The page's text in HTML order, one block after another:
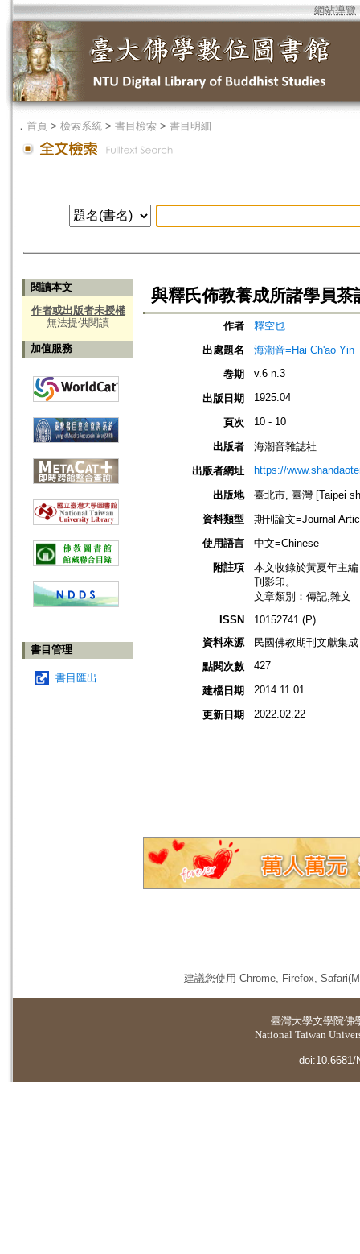
網站導覽
． 首頁 > 檢索系統 > 書目檢索 > 書目明細
閱讀本文
作者或出版者未授權
無法提供閱讀
加值服務
書目管理
書目匯出
與釋氏佈教養成所諸學員茶
作者
釋空也
出處題名
海潮音=Hai Ch'ao Yin
卷期
v.6 n.3
出版日期 1925.04
頁次 10 - 10
出版者
海潮音雜誌社
出版者網址
https://
出版地
臺北市, 臺灣 [Taipei
資料類型
期刊論文=Journal
使用語言
中文=Chinese
附註項
本文收錄於黃夏年主
刊影印。
文章類別：傳記,雜文
ISSN
10152741 (P)
資料來源
民國佛教期刊文獻集
點閱次數
427
建檔日期 2014.11.01
更新日期 2022.02.22
建議您使用 Chrome, Firefox,
臺灣大學文學院佛
National Taiwan
doi:10.6681/